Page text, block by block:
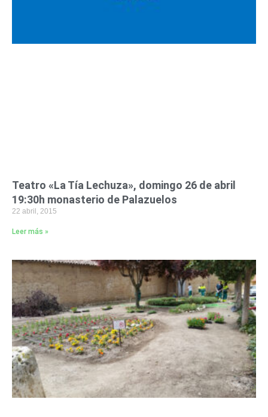
Teatro «La Tía Lechuza», domingo 26 de abril
19:30h monasterio de Palazuelos
22 abril, 2015
Leer más »